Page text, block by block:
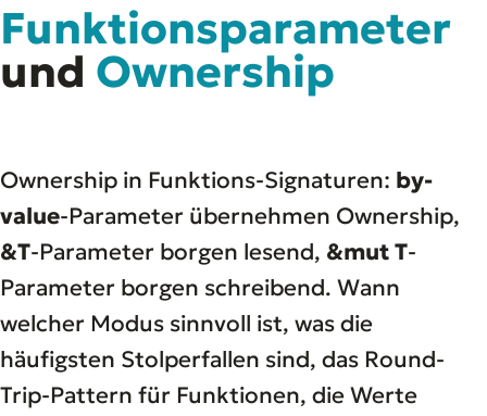
01Start
02MB
03Projekte
06Tools
Welten
Funktionsparameter
und Ownership
Ownership in Funktions-Signaturen: by-
value-Parameter übernehmen Ownership,
&T-Parameter borgen lesend, &mut T-
Parameter borgen schreibend. Wann
welcher Modus sinnvoll ist, was die
häufigsten Stolperfallen sind, das Round-
Trip-Pattern für Funktionen, die Werte